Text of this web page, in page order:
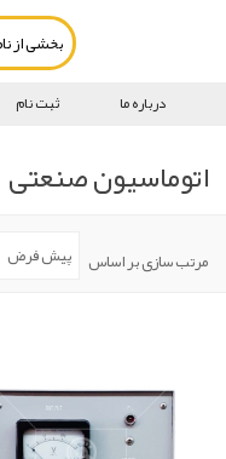
درباره ما ثبت نام
اتوماسیون صنعتی
مرتب سازی بر اساس